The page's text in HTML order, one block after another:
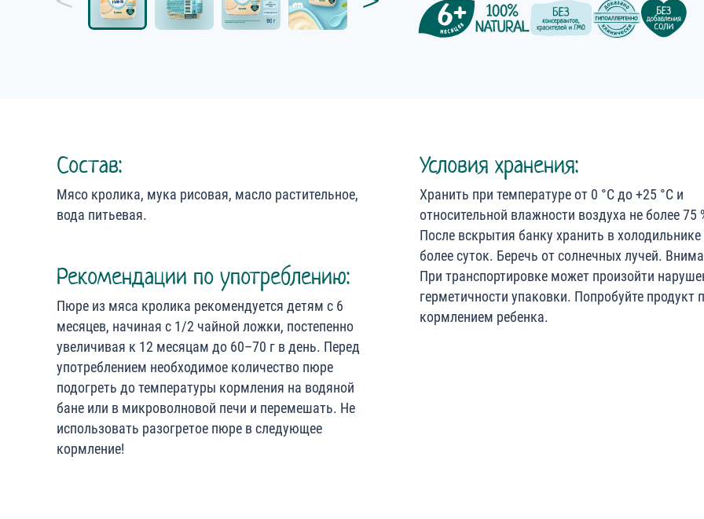
Состав:
Мясо кролика, мука рисовая, масло растительное,
вода питьевая.
Рекомендации по употреблению:
Пюре из мяса кролика рекомендуется детям с 6
месяцев, начиная с 1/2 чайной ложки, постепенно
увеличивая к 12 месяцам до 60–70 г в день. Перед
употреблением необходимое количество пюре
подогреть до температуры кормления на водяной
бане или в микроволновой печи и перемешать. Не
использовать разогретое пюре в следующее
кормление!
Условия хранения:
Хранить при температуре от 0 °С до +25 °С и
относительной влажности воздуха не более 75
После вскрытия банку хранить в холодильнике
более суток. Беречь от солнечных лучей.
При транспортировке может произойти
герметичности упаковки. Попробуйте продукт
кормлением ребенка.